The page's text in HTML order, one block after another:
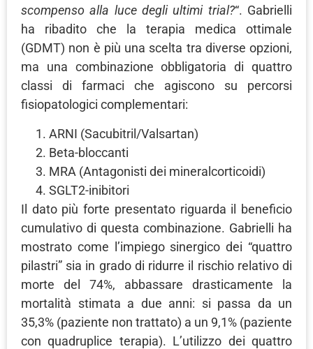
scompenso alla luce degli ultimi trial?“. Gabrielli
ha ribadito che la terapia medica ottimale
(GDMT) non è più una scelta tra diverse opzioni,
ma una combinazione obbligatoria di quattro
classi di farmaci che agiscono su percorsi
fisiopatologici complementari:
ARNI (Sacubitril/Valsartan)
Beta-bloccanti
MRA (Antagonisti dei mineralcorticoidi)
SGLT2-inibitori
Il dato più forte presentato riguarda il beneficio
cumulativo di questa combinazione. Gabrielli ha
mostrato come l’impiego sinergico dei “quattro
pilastri” sia in grado di ridurre il rischio relativo di
morte del 74%, abbassare drasticamente la
mortalità stimata a due anni: si passa da un
35,3% (paziente non trattato) a un 9,1% (paziente
con quadruplice terapia). L’utilizzo dei quattro